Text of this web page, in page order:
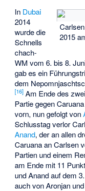
2015
In Dubai
2014
wurde die
Schnells
chach-
WM vom 6. bis 8.
gab es ein
dem
[16] Am Ende des
Partie gegen
vorn, nun gefolgt von
Schlusstag verlor
Anand, der an allen
Caruana an Carlsen
Partien und einem
am Ende mit 11
und Anand auf dem
auch von Aronjan und